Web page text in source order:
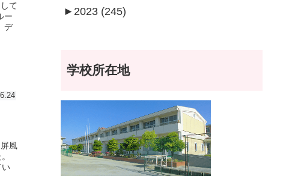
て
ー
デ
風
い
► 2023 (245)
学校所在地